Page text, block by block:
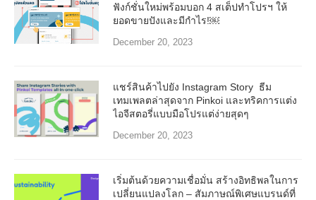
ฟังก์ชั่นใหม่พร้อมบอก 4 สเต็ปทำโปรฯ ให้
ยอดขายปังและมีกำไร!￼
December 20, 2023
แชร์สินค้าไปยัง Instagram Story ธีม
เทมเพลตล่าสุดจาก Pinkoi และทริคการแต่ง
ไอจีสตอรี่แบบมือโปรแต่ง่ายสุดๆ
December 20, 2023
เริ่มต้นด้วยความเชื่อมั่น สร้างอิทธิพลในการ
เปลี่ยนแปลงโลก – สัมภาษณ์พิเศษแบรนด์ที่